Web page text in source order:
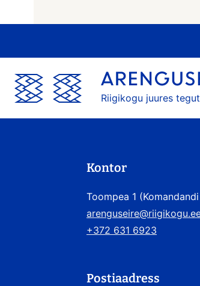
Riigikogu juures
Kontor
Toompea 1
+372 631 6923
Postiaadress